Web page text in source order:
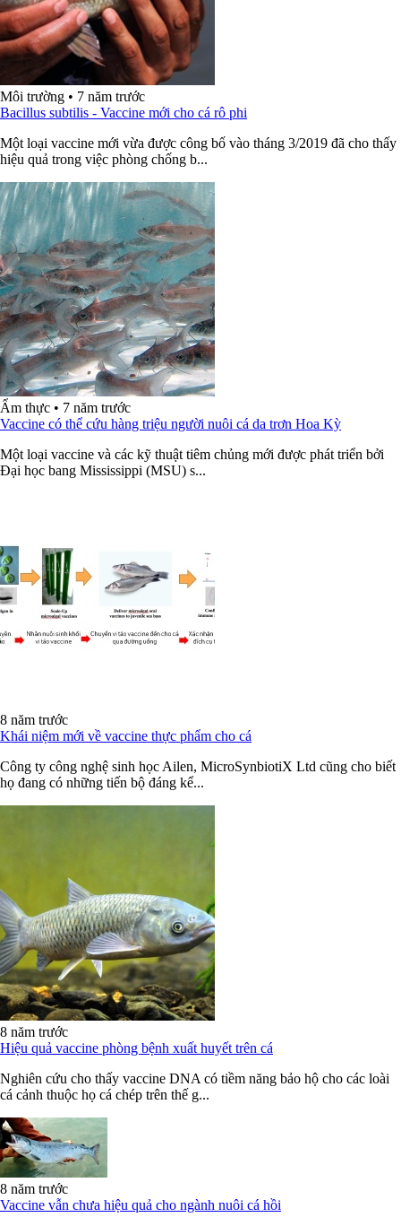
Môi trường • 7 năm trước
Bacillus subtilis - Vaccine mới cho cá rô phi
Một loại vaccine mới vừa được công bố vào tháng 3/2019 đã cho thấy
hiệu quả trong việc phòng chống b...
Ẩm thực • 7 năm trước
Vaccine có thể cứu hàng triệu người nuôi cá da trơn Hoa Kỳ
Một loại vaccine và các kỹ thuật tiêm chủng mới được phát triển bởi
Đại học bang Mississippi (MSU) s...
8 năm trước
Khái niệm mới về vaccine thực phẩm cho cá
Công ty công nghệ sinh học Ailen, MicroSynbiotiX Ltd cũng cho biết
họ đang có những tiến bộ đáng kể...
8 năm trước
Hiệu quả vaccine phòng bệnh xuất huyết trên cá
Nghiên cứu cho thấy vaccine DNA có tiềm năng bảo hộ cho các loài
cá cảnh thuộc họ cá chép trên thế g...
8 năm trước
Vaccine vẫn chưa hiệu quả cho ngành nuôi cá hồi